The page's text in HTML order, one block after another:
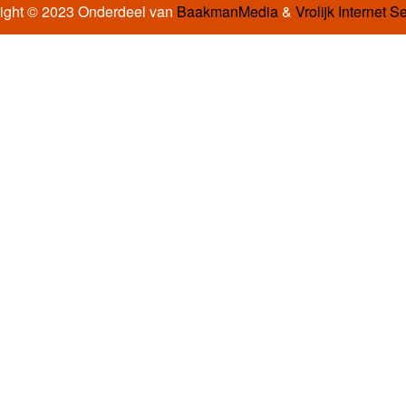
© 2023 Onderdeel van BaakmanMedia& Vrolijk Internet